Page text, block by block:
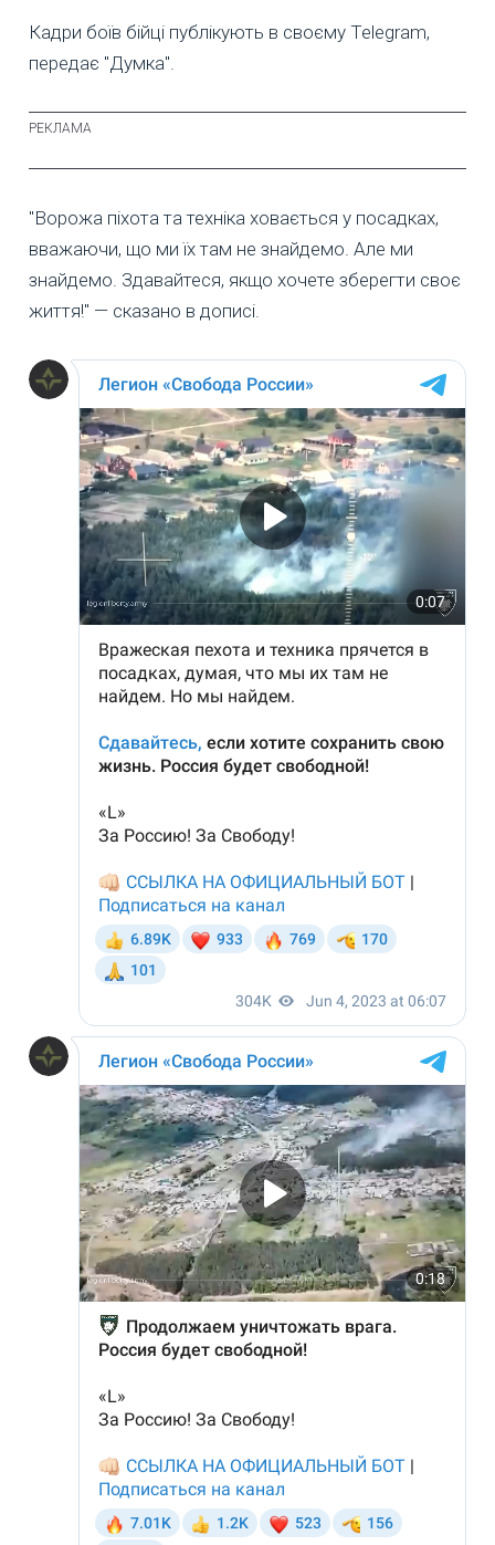
Кадри боїв бійці публікують в своєму Telegram,
передає "Думка".
"Ворожа піхота та техніка ховається у посадках,
вважаючи, що ми їх там не знайдемо. Але ми
знайдемо. Здавайтеся, якщо хочете зберегти своє
життя!" — сказано в дописі.